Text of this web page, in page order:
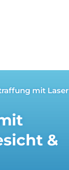
mit Laser
&